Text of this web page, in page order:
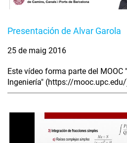
Presentación de Alvar Garola
25 de maig 2016
Este vídeo forma parte del MOOC
Ingeniería" (https://